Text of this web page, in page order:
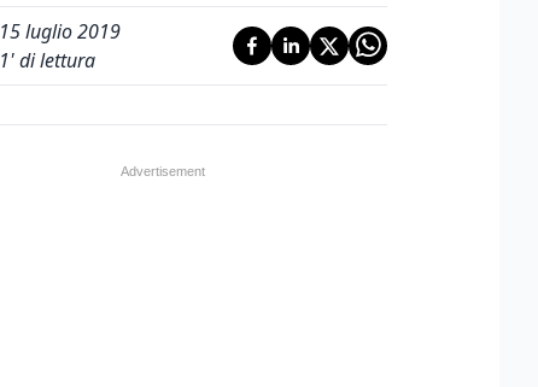
15 luglio 2019
1' di lettura